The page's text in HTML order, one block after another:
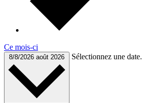
Ce mois-ci
8/8/2026 août 2026 Sélectionnez une date.